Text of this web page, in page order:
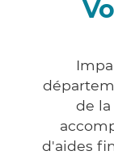
de la
d'aides